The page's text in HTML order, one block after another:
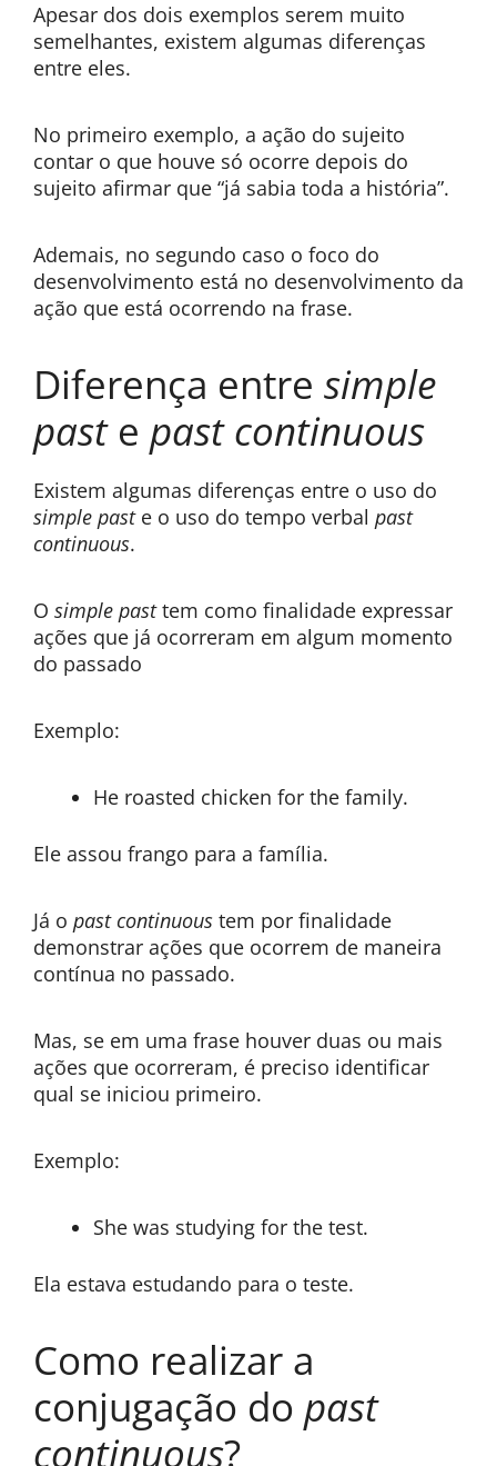
Apesar dos dois exemplos serem muito
semelhantes, existem algumas diferenças
entre eles.
No primeiro exemplo, a ação do sujeito
contar o que houve só ocorre depois do
sujeito afirmar que “já sabia toda a história”.
Ademais, no segundo caso o foco do
desenvolvimento está no desenvolvimento da
ação que está ocorrendo na frase.
Diferença entre simple
past e past continuous
Existem algumas diferenças entre o uso do
simple paste o uso do tempo verbal past
continuous.
O simple pasttem como finalidade expressar
ações que já ocorreram em algum momento
do passado
Exemplo:
He roasted chicken for the family.
Ele assou frango para a família.
Já o past continuous tem por finalidade
demonstrar ações que ocorrem de maneira
contínua no passado.
Mas, se em uma frase houver duas ou mais
ações que ocorreram, é preciso identificar
qual se iniciou primeiro.
Exemplo:
She was studying for the test.
Ela estava estudando para o teste.
Como realizar a
conjugação do past
continuous?